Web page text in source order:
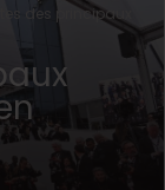
des principaux